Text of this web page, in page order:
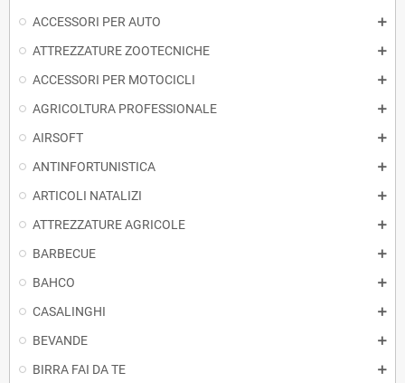
ACCESSORI PER AUTO
ATTREZZATURE ZOOTECNICHE
ACCESSORI PER MOTOCICLI
AGRICOLTURA PROFESSIONALE
AIRSOFT
ANTINFORTUNISTICA
ARTICOLI NATALIZI
ATTREZZATURE AGRICOLE
BARBECUE
BAHCO
CASALINGHI
BEVANDE
BIRRA FAI DA TE